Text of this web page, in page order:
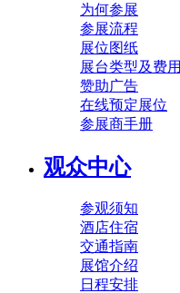
为何参展
参展流程
展位图纸
展台类型及费用
赞助广告
在线预定展位
参展商手册
观众中心
参观须知
酒店住宿
交通指南
展馆介绍
日程安排